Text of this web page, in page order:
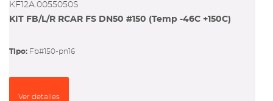
KF12A.0055050S
KIT FB/L/R RCAR FS DN50 #150 (Temp -46C +150C)
Tipo: fb#150-pn16
Ver detalles